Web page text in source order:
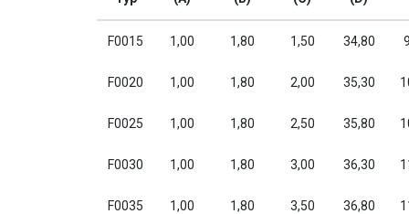
F0015 1,00 1,80 1,50 34,80
F0020 1,00 1,80 2,00 35,30
F0025 1,00 1,80 2,50 35,80
F0030 1,00 1,80 3,00 36,30
F0035 1,00 1,80 3,50 36,80